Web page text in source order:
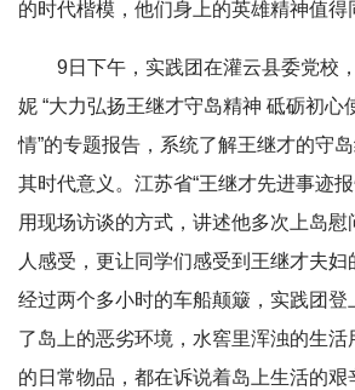
的时代楷模，他们身上的英雄精神值得
9日下午，实践团在灌云县委党校
妮 “大力弘扬王继才守岛精神 砥砺初心
情”的专题报告，系统了解王继才的守
其时代意义。江苏省“王继才先进事迹
用现场访谈的方式，讲述他多次上岛
人感受，更让同学们感受到王继才夫妇
经过两个多小时的车船颠簸，实践团登
了岛上的恶劣环境，水窖里浑浊的生活
的日常物品，都在诉说着岛上生活的